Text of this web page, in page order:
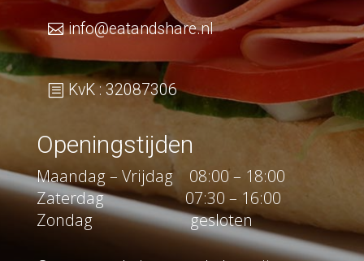
info@eatandshare.nl
KvK : 32087306
Openingstijden
Maandag – Vrijdag 08:00 – 18:00
Zaterdag 07:30 – 16:00
Zondag gesloten